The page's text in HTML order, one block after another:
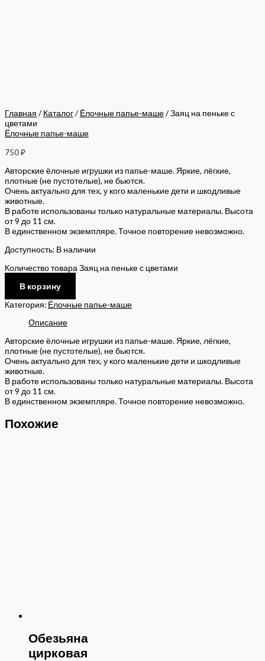
Главная / Каталог/ Ёлочные папье-маше/ Заяц на пеньке с
цветами
Ёлочные папье-маше
750₽
Авторские ёлочные игрушки из папье-маше. Яркие, лёгкие,
плотные (не пустотелые), не бьются.
Очень актуально для тех, у кого маленькие дети и шкодливые
животные.
В работе использованы только натуральные материалы. Высота
от 9 до 11 см.
В единственном экземпляре. Точное повторение невозможно.
Доступность: В наличии
Количество товара Заяц на пеньке с цветами
В корзину
Категория: Ёлочные папье-маше
Описание
Авторские ёлочные игрушки из папье-маше. Яркие, лёгкие,
плотные (не пустотелые), не бьются.
Очень актуально для тех, у кого маленькие дети и шкодливые
животные.
В работе использованы только натуральные материалы. Высота
от 9 до 11 см.
В единственном экземпляре. Точное повторение невозможно.
Похожие
Обезьяна
цирковая